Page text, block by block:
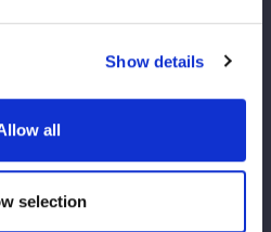
Show details
all
selection
開場時間まで
ます）